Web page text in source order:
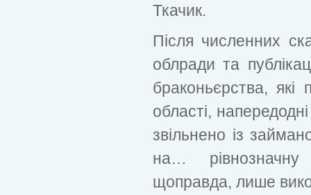
Ткачик.
Після численних
облради та
браконьєрства, які
області,
звільнено із
на…
щоправда, лише